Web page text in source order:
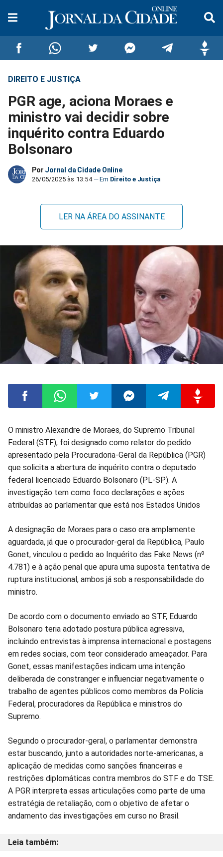
Compartilhar
no
Facebook
Compartilhar
no
Whatsapp
Compartilhar
no
Twitter
no
Messenger
no
Telegram
DIREITO E JUSTIÇA
PGR age, aciona Moraes e
ministro vai decidir sobre
inquérito contra Eduardo
Bolsonaro
Por Jornal da Cidade Online
26/05/2025 às 13:54 Direito e Justiça
LER NA ÁREA DO ASSINANTE
Compartilhar
no
Facebook
Compartilhar
no
Whatsapp
Compartilhar
no
Twitter
Compartilhar
no
Messenger
Compartilhar
no
Telegram
no
O ministro Alexandre de Moraes, do Supremo Tribunal
Federal (STF), foi designado como relator do pedido
apresentado pela Procuradoria-Geral da República (PGR)
que solicita a abertura de inquérito contra o deputado
federal licenciado Eduardo Bolsonaro (PL-SP). A
investigação tem como foco declarações e ações
atribuídas ao parlamentar que está nos Estados Unidos
A designação de Moraes para o caso era amplamente
aguardada, já que o procurador-geral da República, Paulo
Gonet, vinculou o pedido ao Inquérito das Fake News (nº
4.781) e à ação penal que apura uma suposta tentativa de
ruptura institucional, ambos já sob a responsabilidade do
ministro.
De acordo com o documento enviado ao STF, Eduardo
Bolsonaro teria adotado postura pública agressiva,
incluindo entrevistas à imprensa internacional e postagens
em redes sociais, com teor considerado ameaçador. Para
Gonet, essas manifestações indicam uma intenção
deliberada de constranger e influenciar negativamente o
trabalho de agentes públicos como membros da Polícia
Federal, procuradores da República e ministros do
Supremo.
Segundo o procurador-geral, o parlamentar demonstra
estar buscando, junto a autoridades norte-americanas, a
aplicação de medidas como sanções financeiras e
restrições diplomáticas contra membros do STF e do TSE.
A PGR interpreta essas articulações como parte de uma
estratégia de retaliação, com o objetivo de afetar o
andamento das investigações em curso no Brasil.